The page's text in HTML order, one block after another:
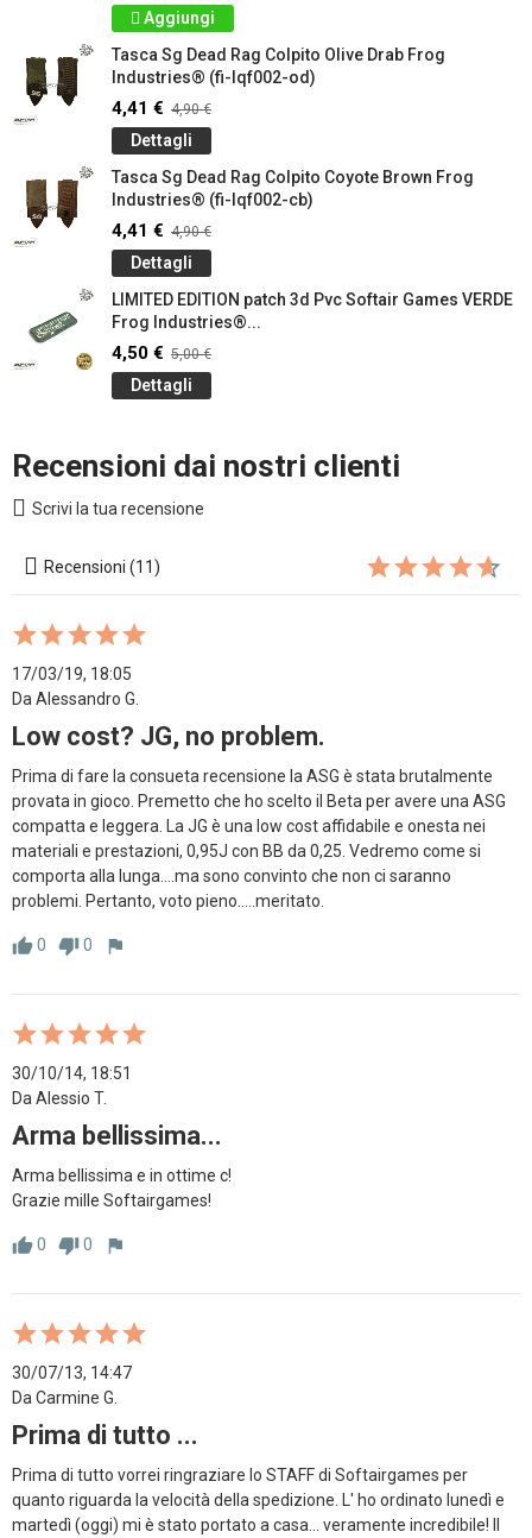
Aggiungi
Tasca Sg Dead Rag Colpito Olive Drab Frog
Industries® (fi-lqf002-od)
4,41 € 4,90 €
Dettagli
Tasca Sg Dead Rag Colpito Coyote Brown Frog
Industries® (fi-lqf002-cb)
4,41 € 4,90 €
Dettagli
LIMITED EDITION patch 3d Pvc Softair Games VERDE
Frog Industries®...
4,50 € 5,00 €
Dettagli
Recensioni dai nostri clienti
Scrivi la tua recensione
Recensioni (11)
17/03/19, 18:05
Da Alessandro G.
Low cost? JG, no problem.
Prima di fare la consueta recensione la ASG è stata brutalmente
provata in gioco. Premetto che ho scelto il Beta per avere una ASG
compatta e leggera. La JG è una low cost affidabile e onesta nei
materiali e prestazioni, 0,95J con BB da 0,25. Vedremo come si
comporta alla lunga….ma sono convinto che non ci saranno
problemi. Pertanto, voto pieno…..meritato.
thumb_up0 thumb_down0 flag
30/10/14, 18:51
Da Alessio T.
Arma bellissima...
Arma bellissima e in ottime c!
Grazie mille Softairgames!
thumb_up0 thumb_down0 flag
30/07/13, 14:47
Da Carmine G.
Prima di tutto ...
Prima di tutto vorrei ringraziare lo STAFF di Softairgames per
quanto riguarda la velocità della spedizione. L' ho ordinato lunedì e
martedì (oggi) mi è stato portato a casa... veramente incredibile! Il